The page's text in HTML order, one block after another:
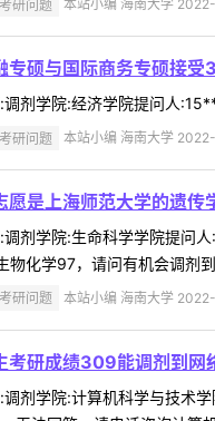
研问题 本站小编 海南大学
专硕与国际商务专硕接受
调剂学院:经济学院提问人
研问题 本站小编 海南大学
愿是上海师范大学的遗
调剂学院:生命科学学院提问
物化学97，请问有机会调剂
研问题 本站小编 海南大学
考研成绩309能调剂到网
调剂学院:计算机科学与技术